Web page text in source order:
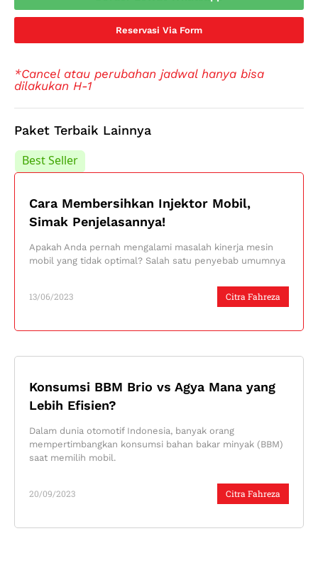
Reservasi Via Form
*Cancel atau perubahan jadwal hanya bisa
dilakukan H-1
Paket Terbaik Lainnya
Best Seller
Cara Membersihkan Injektor Mobil,
Simak Penjelasannya!
Citra Fahreza
13/06/2023
Apakah Anda pernah mengalami masalah kinerja mesin
mobil yang tidak optimal? Salah satu penyebab umumnya
Best Seller
Konsumsi BBM Brio vs Agya Mana yang
Lebih Efisien?
Citra Fahreza
20/09/2023
Dalam dunia otomotif Indonesia, banyak orang
mempertimbangkan konsumsi bahan bakar minyak (BBM)
saat memilih mobil.